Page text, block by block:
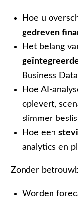
Hoe u
gedreven
Het belang
Business
Hoe AI-
oplevert,
slimmer
Hoe een
analytics en
Zonder
Worden